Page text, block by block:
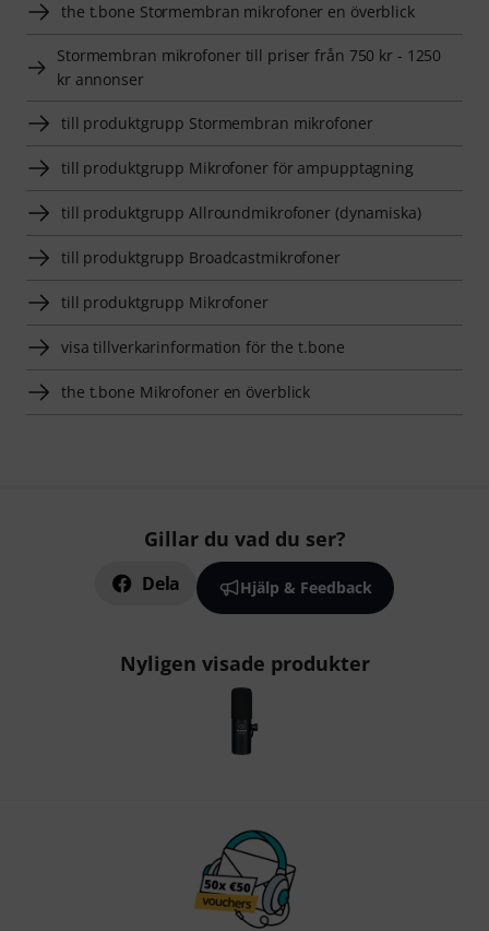
the t.bone Stormembran mikrofoner en överblick
Stormembran mikrofoner till priser från 750 kr - 1250
kr annonser
till produktgrupp Stormembran mikrofoner
till produktgrupp Mikrofoner för ampupptagning
till produktgrupp Allroundmikrofoner (dynamiska)
till produktgrupp Broadcastmikrofoner
till produktgrupp Mikrofoner
visa tillverkarinformation för the t.bone
the t.bone Mikrofoner en överblick
Gillar du vad du ser?
Dela Hjälp & Feedback
Nyligen visade produkter